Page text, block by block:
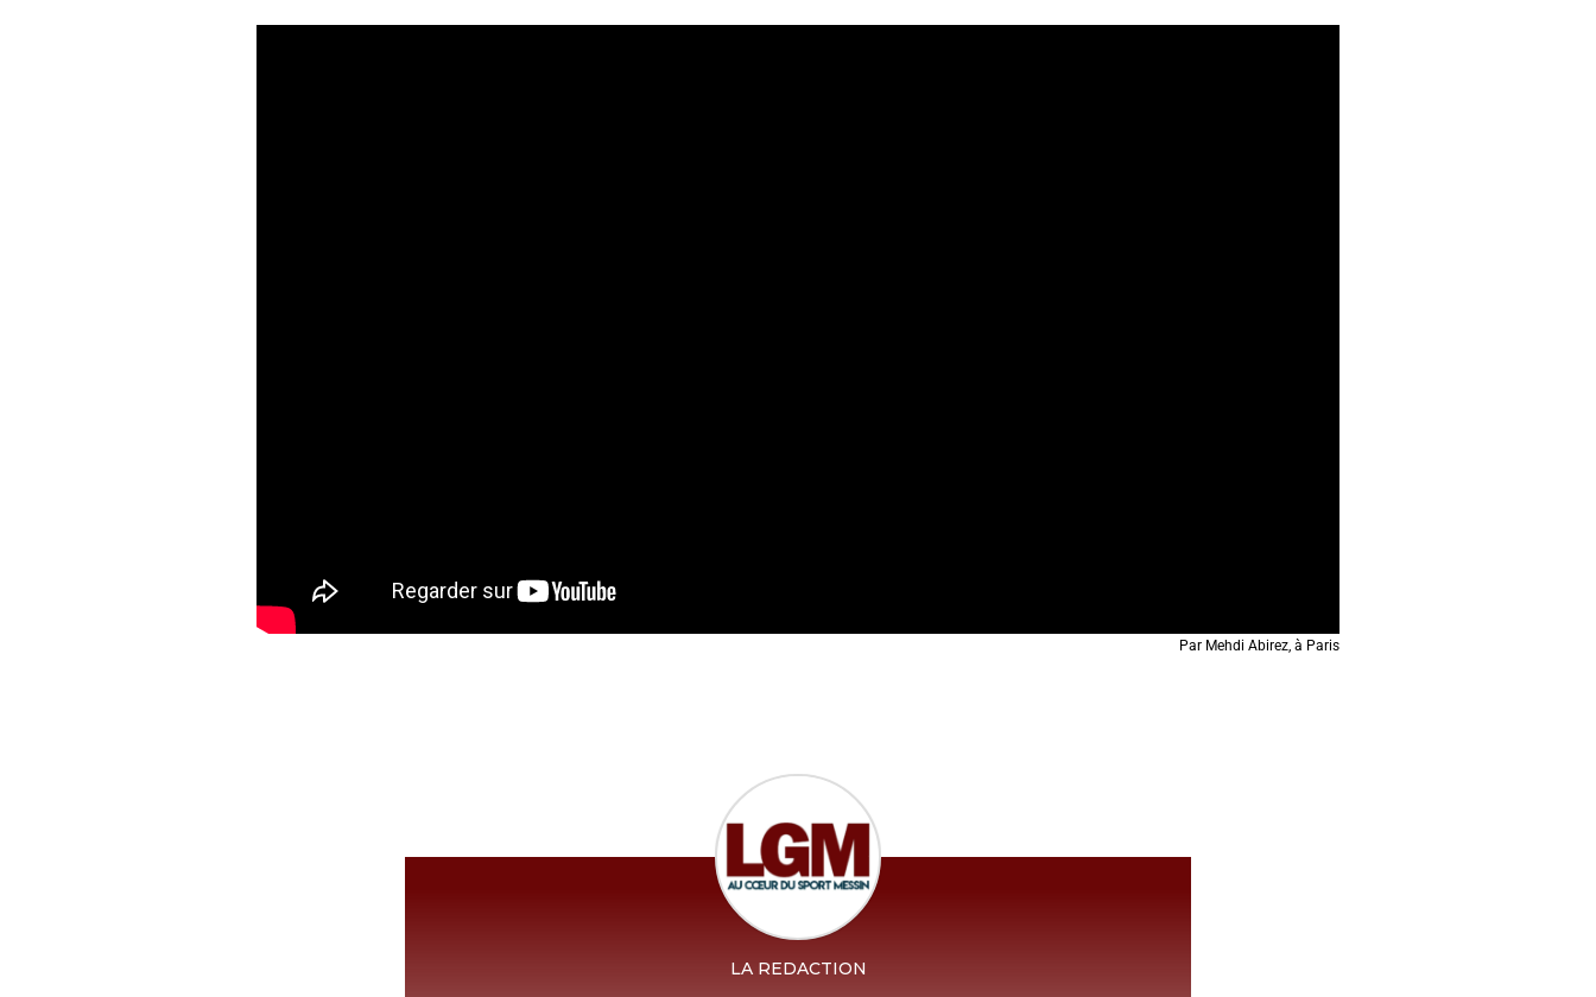
Par Mehdi Abirez, à Paris
LA REDACTION